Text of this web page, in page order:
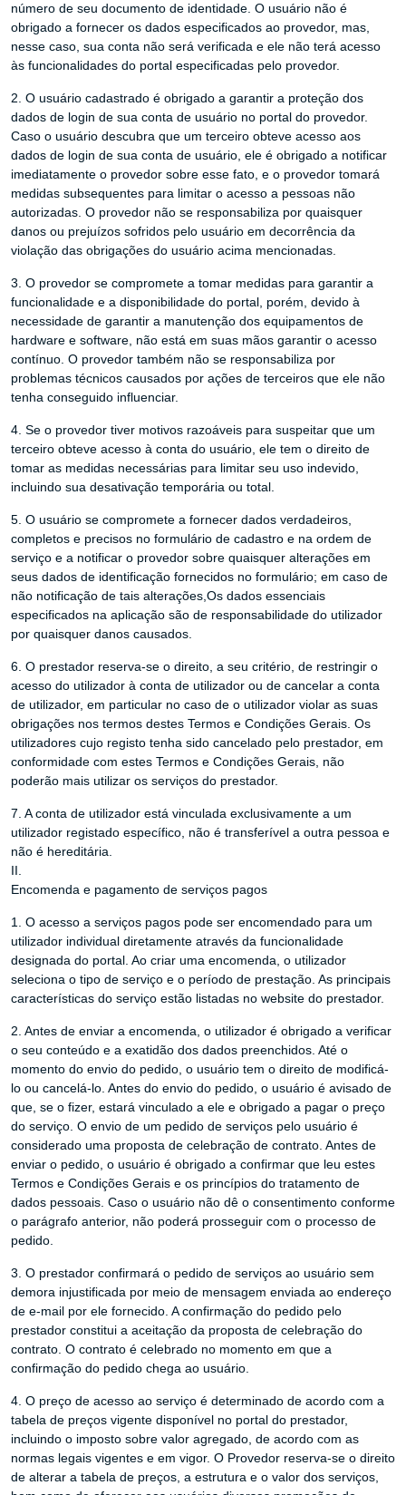
número de seu documento de identidade. O usuário não é
obrigado a fornecer os dados especificados ao provedor, mas,
nesse caso, sua conta não será verificada e ele não terá acesso
às funcionalidades do portal especificadas pelo provedor.
2. O usuário cadastrado é obrigado a garantir a proteção dos
dados de login de sua conta de usuário no portal do provedor.
Caso o usuário descubra que um terceiro obteve acesso aos
dados de login de sua conta de usuário, ele é obrigado a notificar
imediatamente o provedor sobre esse fato, e o provedor tomará
medidas subsequentes para limitar o acesso a pessoas não
autorizadas. O provedor não se responsabiliza por quaisquer
danos ou prejuízos sofridos pelo usuário em decorrência da
violação das obrigações do usuário acima mencionadas.
3. O provedor se compromete a tomar medidas para garantir a
funcionalidade e a disponibilidade do portal, porém, devido à
necessidade de garantir a manutenção dos equipamentos de
hardware e software, não está em suas mãos garantir o acesso
contínuo. O provedor também não se responsabiliza por
problemas técnicos causados ​​por ações de terceiros que ele não
tenha conseguido influenciar.
4. Se o provedor tiver motivos razoáveis ​​para suspeitar que um
terceiro obteve acesso à conta do usuário, ele tem o direito de
tomar as medidas necessárias para limitar seu uso indevido,
incluindo sua desativação temporária ou total.
5. O usuário se compromete a fornecer dados verdadeiros,
completos e precisos no formulário de cadastro e na ordem de
serviço e a notificar o provedor sobre quaisquer alterações em
seus dados de identificação fornecidos no formulário; em caso de
não notificação de tais alterações,Os dados essenciais
especificados na aplicação são de responsabilidade do utilizador
por quaisquer danos causados.
6. O prestador reserva-se o direito, a seu critério, de restringir o
acesso do utilizador à conta de utilizador ou de cancelar a conta
de utilizador, em particular no caso de o utilizador violar as suas
obrigações nos termos destes Termos e Condições Gerais. Os
utilizadores cujo registo tenha sido cancelado pelo prestador, em
conformidade com estes Termos e Condições Gerais, não
poderão mais utilizar os serviços do prestador.
7. A conta de utilizador está vinculada exclusivamente a um
utilizador registado específico, não é transferível a outra pessoa e
não é hereditária.
II.
Encomenda e pagamento de serviços pagos
1. O acesso a serviços pagos pode ser encomendado para um
utilizador individual diretamente através da funcionalidade
designada do portal. Ao criar uma encomenda, o utilizador
seleciona o tipo de serviço e o período de prestação. As principais
características do serviço estão listadas no website do prestador.
2. Antes de enviar a encomenda, o utilizador é obrigado a verificar
o seu conteúdo e a exatidão dos dados preenchidos. Até o
momento do envio do pedido, o usuário tem o direito de modificá-
lo ou cancelá-lo. Antes do envio do pedido, o usuário é avisado de
que, se o fizer, estará vinculado a ele e obrigado a pagar o preço
do serviço. O envio de um pedido de serviços pelo usuário é
considerado uma proposta de celebração de contrato. Antes de
enviar o pedido, o usuário é obrigado a confirmar que leu estes
Termos e Condições Gerais e os princípios do tratamento de
dados pessoais. Caso o usuário não dê o consentimento conforme
o parágrafo anterior, não poderá prosseguir com o processo de
pedido.
3. O prestador confirmará o pedido de serviços ao usuário sem
demora injustificada por meio de mensagem enviada ao endereço
de e-mail por ele fornecido. A confirmação do pedido pelo
prestador constitui a aceitação da proposta de celebração do
contrato. O contrato é celebrado no momento em que a
confirmação do pedido chega ao usuário.
4. O preço de acesso ao serviço é determinado de acordo com a
tabela de preços vigente disponível no portal do prestador,
incluindo o imposto sobre valor agregado, de acordo com as
normas legais vigentes e em vigor. O Provedor reserva-se o direito
de alterar a tabela de preços, a estrutura e o valor dos serviços,